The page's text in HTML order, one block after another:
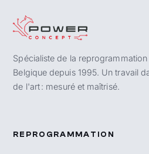
Spécialiste de la
Belgique depuis 1995. Un travail
de l'art : mesuré et maîtrisé.
REPROGRAMMATION